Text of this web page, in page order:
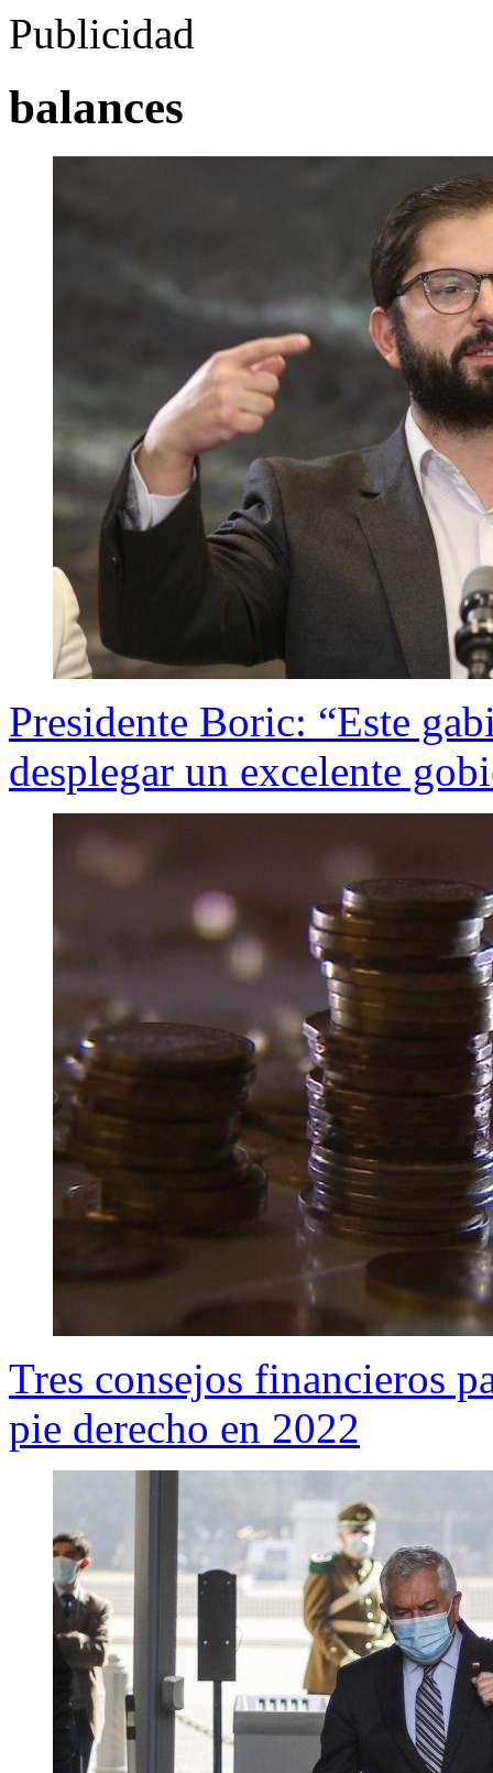
Publicidad
balances
Presidente Boric: “Este
desplegar un excelente
Tres consejos financieros
pie derecho en 2022